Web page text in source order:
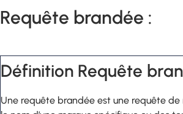
Requête brandée :
Définition Requête
Une requête brandée est une requête